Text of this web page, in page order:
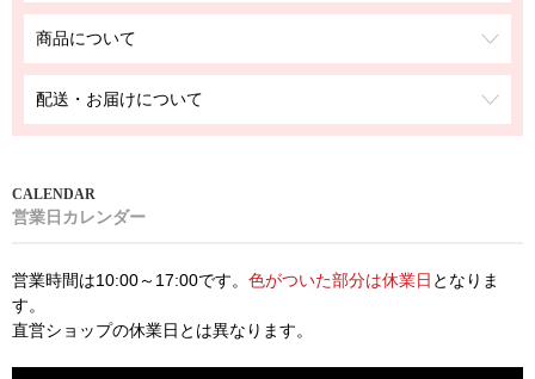
商品について
配送・お届けについて
営業日カレンダー
営業時間は10:00～17:00です。 色がついた部分は休業日 となりま
す。
直営ショップの休業日とは異なります。